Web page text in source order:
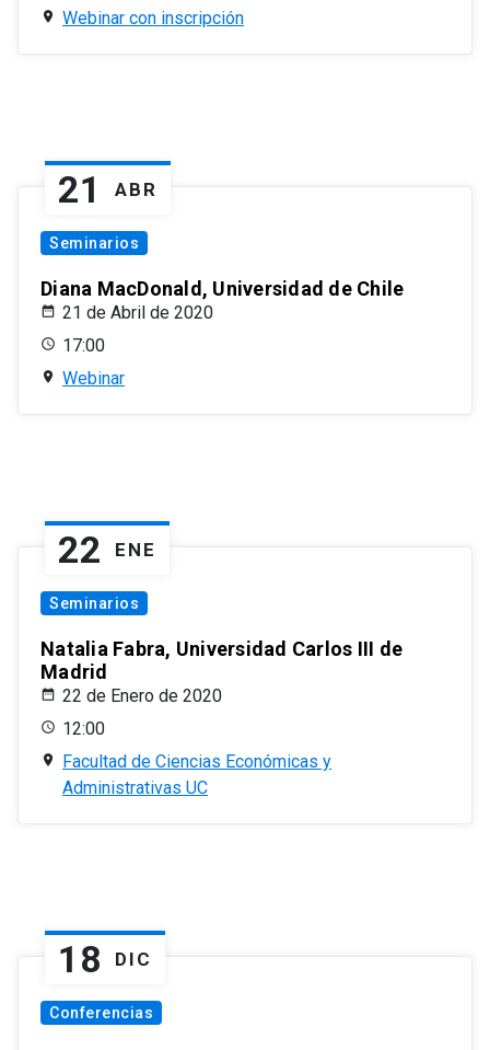
Webinar con inscripción
21 ABR
Seminarios
Diana MacDonald, Universidad de Chile
21 de Abril de 2020
17:00
Webinar
22 ENE
Seminarios
Natalia Fabra, Universidad Carlos III de
Madrid
22 de Enero de 2020
12:00
Facultad de Ciencias Económicas y
Administrativas UC
18 DIC
Conferencias